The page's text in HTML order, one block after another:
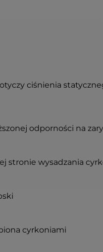
ciśnienia
odporności na
stronie wysadzania
cyrkoniami